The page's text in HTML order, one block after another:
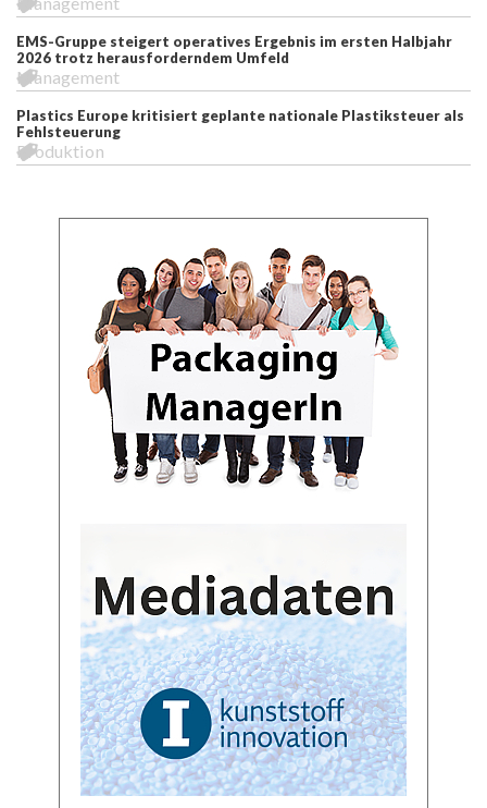
EMS-Gruppe steigert operatives Ergebnis im ersten Halbjahr
2026 trotz herausforderndem Umfeld
Management
Plastics Europe kritisiert geplante nationale Plastiksteuer als
Fehlsteuerung
Produktion